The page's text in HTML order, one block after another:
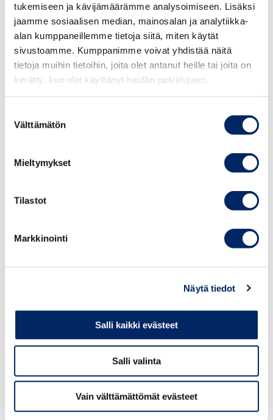
tukemiseen ja kävijämäärämme analysoimiseen. Lisäksi
jaamme sosiaalisen median, mainosalan ja analytiikka-
alan kumppaneillemme tietoja siitä, miten käytät
sivustoamme. Kumppanimme voivat yhdistää näitä
tietoja muihin tietoihin, joita olet antanut heille tai joita on
kerätty, kun olet käyttänyt heidän palvelujaan.
valinta
Välttämätön
Mieltymykset
Tilastot
Markkinointi
Näytä tiedot
Salli kaikki evästeet
Salli valinta
Vain välttämättömät evästeet
muassa hedelmäpelisovelluksiin, joita on ollut viime
aikoina runsaasti Facebookissa.
Mainostaja toteaa pyrkineensä kampanjassaan pirteään
jouluilmeeseen ja samalla erottautumaan muista
joulukampanjoista. Tämän vuoksi joulukalenterin sijaan
jouluinen ja positiivinen tunnelma, jossa useammalla oli
Mainonnan eettisen neuvoston lausunto
Mainonnan eettisen neuvoston tehtävänä on antaa
kauppakamarin (ICC) markkinoinnin perussäännöt.
erilaisten viestintäpalveluiden tarjoajien sääntöjä.
ICC:n markkinoinnin perussääntöjä sovelletaan kaikkeen
markkinointiviestintään, jonka tarkoituksena on tavaran
tai palvelun myynnin edistäminen. Markkinoinnin
muotoja, joita markkinoija itse tai joku hänen lukuunsa
harjoittaa ja joiden ensisijaisena tarkoituksena on